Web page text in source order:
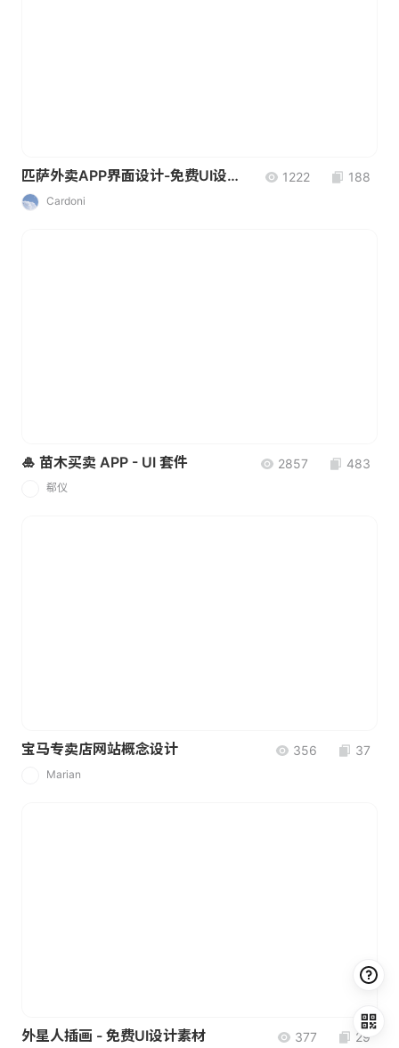
匹萨外卖APP界面设计-免费UI设计素材 1222 188
Cardoni
🎍 苗木买卖 APP - UI 套件 2857 483
郗仪
宝马专卖店网站概念设计 356 37
Marian
外星人插画 - 免费UI设计素材 377 29